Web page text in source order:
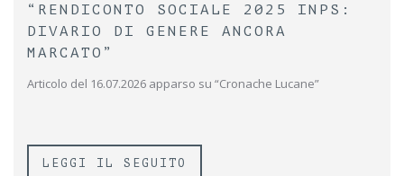
“RENDICONTO SOCIALE 2025 INPS:
DIVARIO DI GENERE ANCORA
MARCATO”
Articolo del 16.07.2026 apparso su “Cronache Lucane”
LEGGI IL SEGUITO